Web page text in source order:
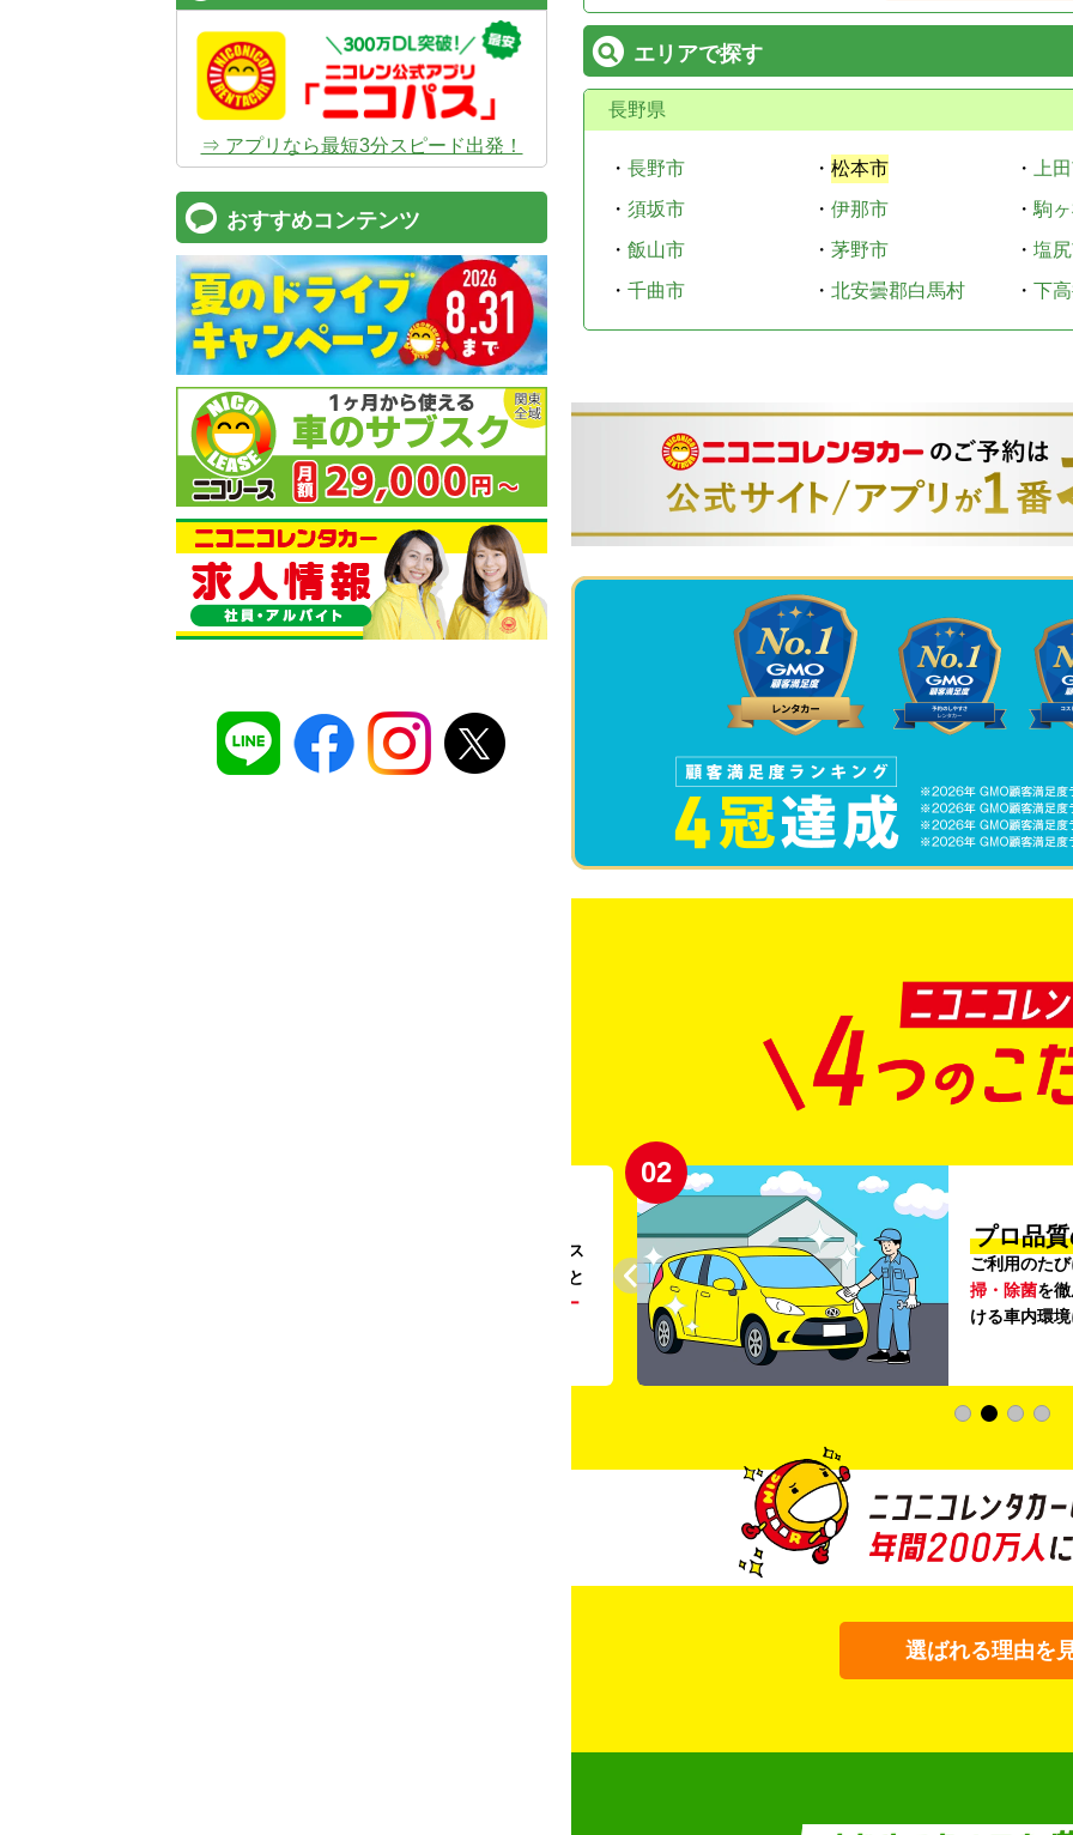
エリアで探す
長野県
・ 長野市 ・ 松本市 ・
上
・ 須坂市 ・ 伊那市 ・ 駒
・ 飯山市 ・ 茅野市 ・ 塩
・ 千曲市 ・ 北安曇郡白馬村 ・ 下
。ガソリンス
タンドや整備工場の既存インフラを活用すること
リー
02
プロ品
ご利用のた
掃・除菌を
ける車内環
選ばれる理由を
⇒ アプリなら最短3分スピード出発！
おすすめコンテンツ